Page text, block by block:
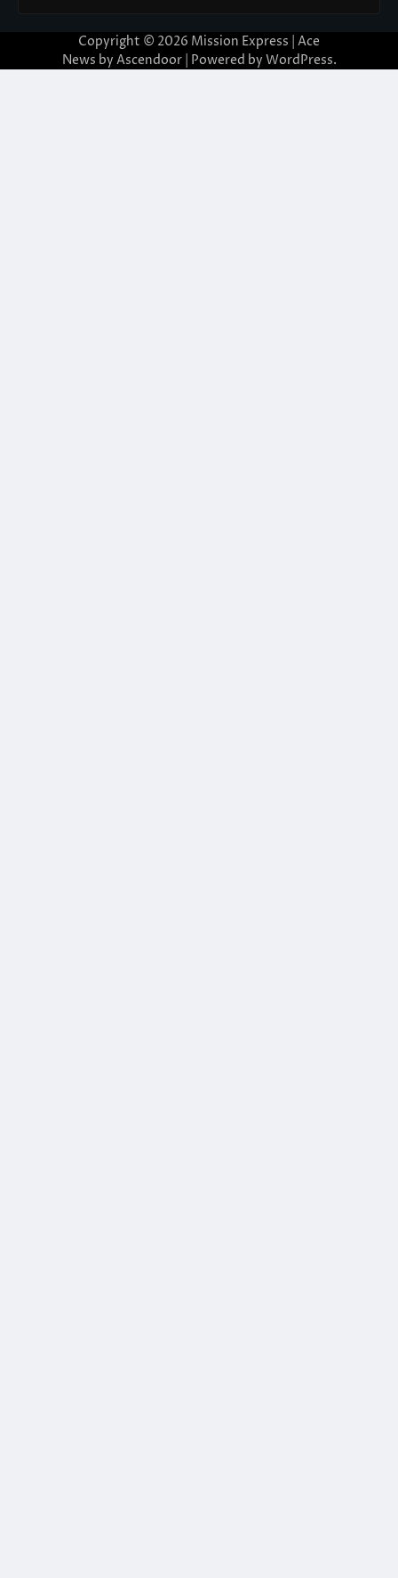
Copyright © 2026 Mission Express | Ace
News by Ascendoor| Powered by WordPress.